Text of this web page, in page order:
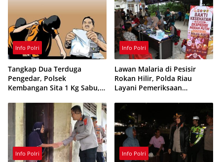
Info Polri
Tangkap Dua Terduga
Pengedar, Polsek
Kembangan Sita 1 Kg Sabu,
Ribu Butir Obat Keras
Info Polri
Lawan Malaria di Pesisir
Rokan Hilir, Polda Riau
Layani Pemeriksaan
Info Polri Info Polri